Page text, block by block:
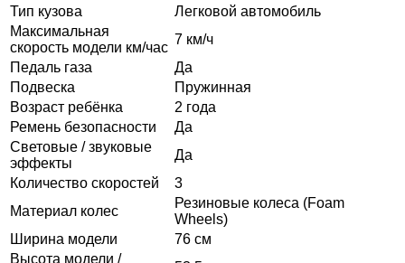
Тип кузова
Легковой автомобиль
Максимальная
скорость модели км/час
7 км/ч
Педаль газа
Да
Подвеска
Пружинная
Возраст ребёнка
2 года
Ремень безопасности
Да
Световые / звуковые
эффекты
Да
Количество скоростей
3
Материал колес
Резиновые колеса (Foam
Wheels)
Ширина модели
76 см
Высота модели /